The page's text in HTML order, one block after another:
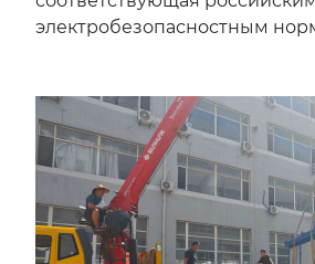
электробезопасностным